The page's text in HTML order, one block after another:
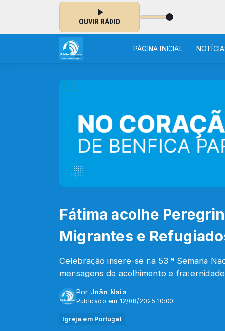
OUVIR RÁDIO
NO AR: LUÍS REPRESAS - PROSCRITOS
PÁGINA INICIAL
Fátima acolhe
Migrantes e
Celebração insere-se na 53.ª Semana
mensagens de acolhimento e
Por João Naia
Publicado em 12/08/2025 10:00
Igreja em Portugal